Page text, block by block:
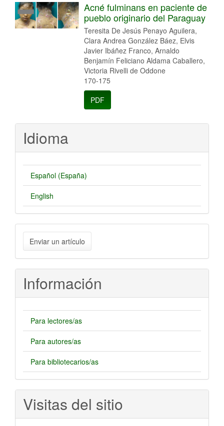
Acné fulminans en paciente de
pueblo originario del Paraguay
Teresita De Jesús Penayo Aguilera,
Clara Andrea González Báez, Elvis
Javier Ibáñez Franco, Arnaldo
Benjamín Feliciano Aldama Caballero,
Victoria Rivelli de Oddone
170-175
PDF
Idioma
Español (España)
English
Enviar
un
artículo
Enviar un artículo
Información
Para lectores/as
Para autores/as
Para bibliotecarios/as
Visitas del sitio